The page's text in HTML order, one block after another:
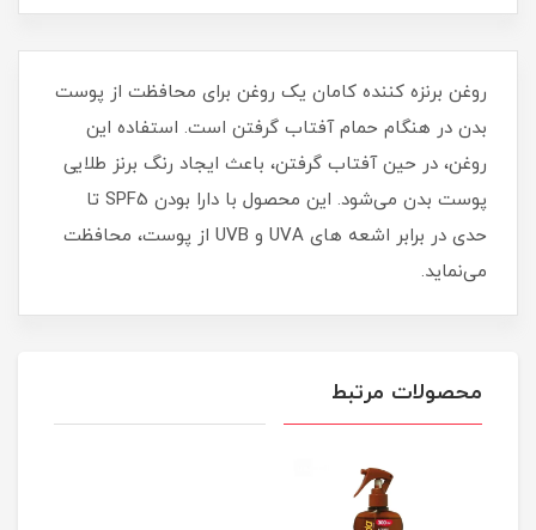
روغن برنزه کننده کامان یک روغن برای محافظت از پوست
بدن در هنگام حمام آفتاب گرفتن است. استفاده این
روغن، در حین آفتاب گرفتن، باعث ایجاد رنگ برنز طلایی
پوست بدن می‌شود. این محصول با دارا بودن SPF5 تا
حدی در برابر اشعه های UVA و UVB از پوست، محافظت
می‌نماید.
محصولات مرتبط